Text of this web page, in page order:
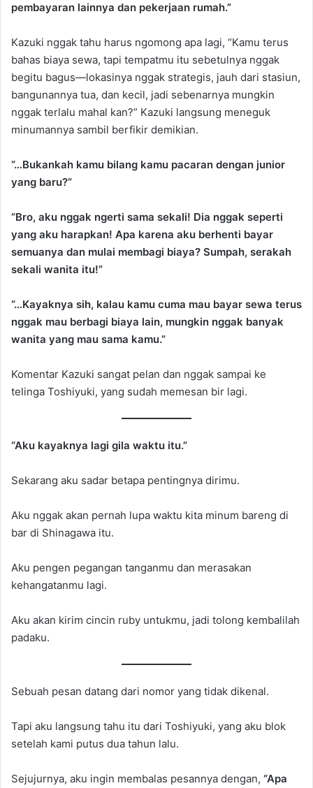
pembayaran lainnya dan pekerjaan rumah.”
Kazuki nggak tahu harus ngomong apa lagi, “Kamu terus
bahas biaya sewa, tapi tempatmu itu sebetulnya nggak
begitu bagus—lokasinya nggak strategis, jauh dari stasiun,
bangunannya tua, dan kecil, jadi sebenarnya mungkin
nggak terlalu mahal kan?” Kazuki langsung meneguk
minumannya sambil berfikir demikian.
“…Bukankah kamu bilang kamu pacaran dengan junior
yang baru?”
“Bro, aku nggak ngerti sama sekali! Dia nggak seperti
yang aku harapkan! Apa karena aku berhenti bayar
semuanya dan mulai membagi biaya? Sumpah, serakah
sekali wanita itu!”
“…Kayaknya sih, kalau kamu cuma mau bayar sewa terus
nggak mau berbagi biaya lain, mungkin nggak banyak
wanita yang mau sama kamu.”
Komentar Kazuki sangat pelan dan nggak sampai ke
telinga Toshiyuki, yang sudah memesan bir lagi.
“Aku kayaknya lagi gila waktu itu.”
Sekarang aku sadar betapa pentingnya dirimu.
Aku nggak akan pernah lupa waktu kita minum bareng di
bar di Shinagawa itu.
Aku pengen pegangan tanganmu dan merasakan
kehangatanmu lagi.
Aku akan kirim cincin ruby untukmu, jadi tolong kembalilah
padaku.
Sebuah pesan datang dari nomor yang tidak dikenal.
Tapi aku langsung tahu itu dari Toshiyuki, yang aku blok
setelah kami putus dua tahun lalu.
Sejujurnya, aku ingin membalas pesannya dengan, “Apa